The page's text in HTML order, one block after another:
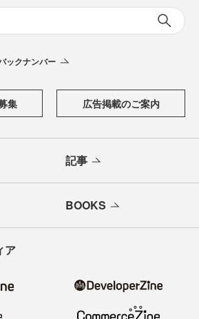
ックナンバー
集 広告掲載のご案内
記事
BOOKS
ア